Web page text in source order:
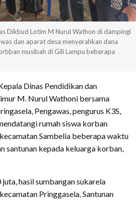
Dikbud Lotim M Nurul Wathon di dampingi
dan aparat desa menyerahkan dana
musibah di Gili Lampu beberapa
Dinas Pendidikan dan
M. Nurul Wathoni bersama
Pengawas, pengurus K3S,
rumah siswa korban
Sambelia beberapa waktu
santunan kepada keluarga korban,
juta, hasil sumbangan sukarela
Pringgasela. Santunan